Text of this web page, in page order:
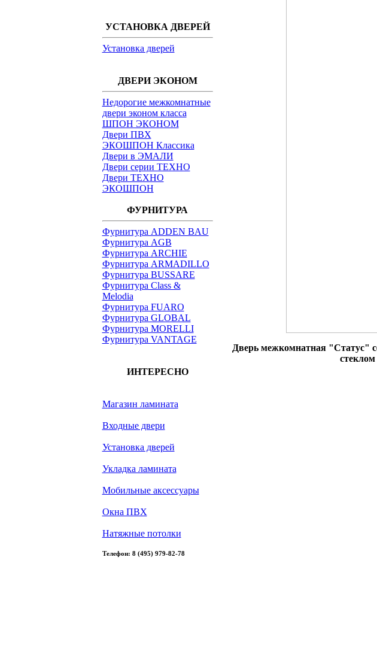
УСТАНОВКА ДВЕРЕЙ
Установка дверей
ДВЕРИ ЭКОНОМ
Недорогие межкомнатные
двери эконом класса
ШПОН ЭКОНОМ
Двери ПВХ
ЭКОШПОН Классика
Двери в ЭМАЛИ
Двери серии ТЕХНО
Двери ТЕХНО
ЭКОШПОН
ФУРНИТУРА
Фурнитура ADDEN BAU
Фурнитура AGB
Фурнитура ARCHIE
Фурнитура ARMADILLO
Фурнитура BUSSARE
Фурнитура Class &
Melodia
Фурнитура FUARO
Фурнитура GLOBAL
Фурнитура MORELLI
Фурнитура VANTAGE
ИНТЕРЕСНО
Магазин ламината
Входные двери
Установка дверей
Укладка ламината
Мобильные аксессуары
Окна ПВХ
Натяжные потолки
Телефон: 8 (495) 979-82-78
Дверь межкомнатная "Статус"